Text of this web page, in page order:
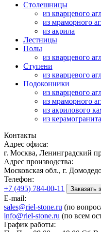
Столешницы
из кварцевого
из мраморного
из акрила
Лестницы
Полы
из кварцевого
Ступени
из кварцевого
Подоконники
из кварцевого
из мраморного
из акрилового
из керамогранита
Контакты
Адрес офиса:
г. Москва, Ленинградский
Адрес производства:
Московская обл., г.
Телефон:
+7 (495) 784-00-11
Заказать
E-mail:
sales@riel-stone.ru (по
info@riel-stone.ru (по всем
График работы: